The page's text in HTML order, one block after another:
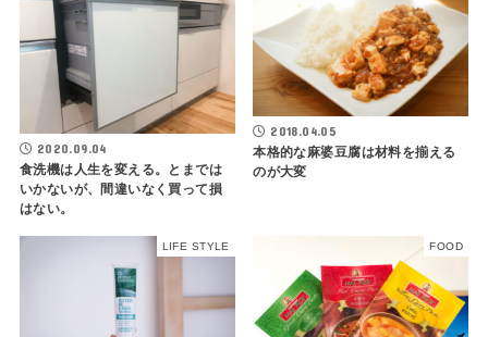
2020.09.04
食洗機は人生を変える。とまでは
いかないが、間違いなく買って損
はない。
2018.04.05
本格的な麻婆豆腐は材料を揃える
のが大変
LIFE STYLE FOOD